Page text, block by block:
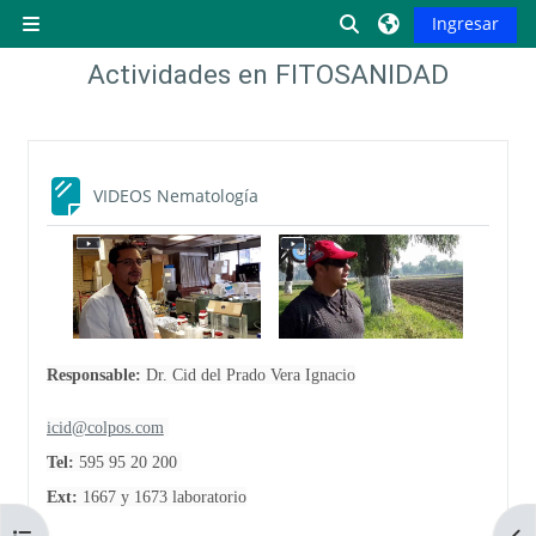
Pánel lateral
Activar oIngresar
Actividades en FITOSANIDAD
VIDEOS Nematología
Responsable: Dr. Cid del Prado Vera Ignacio
icid@colpos.com
Tel: 595 95 20 200
Ext: 1667 y 1673 laboratorio